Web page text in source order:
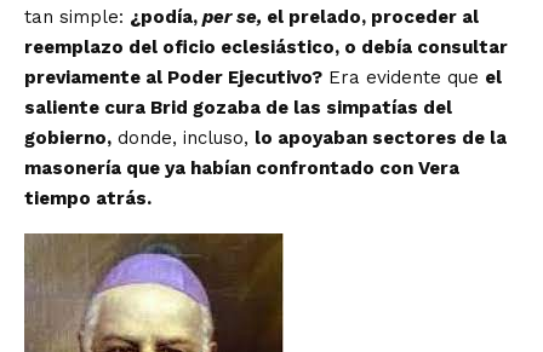
tan simple: ¿podía, per se, el prelado, proceder al
reemplazo del oficio eclesiástico, o debía consultar
previamente al Poder Ejecutivo? Era evidente que el
saliente cura Brid gozaba de las simpatías del
gobierno, donde, incluso, lo apoyaban sectores de la
masonería que ya habían confrontado con Vera
tiempo atrás.